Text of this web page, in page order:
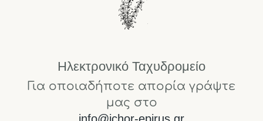
Ηλεκτρονικό Ταχυδρομείο
Για οποιαδήποτε απορία γράψτε
μας στο